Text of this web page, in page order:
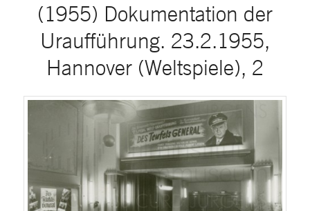
(1955) Dokumentation der
Uraufführung. 23.2.1955,
Hannover (Weltspiele), 2